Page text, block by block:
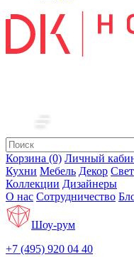
Корзина (0) Личный
Кухни Мебель Декор Свет
Коллекции Дизайнеры
О нас Сотрудничество
Шоу-рум
+7 (495) 920 04 40